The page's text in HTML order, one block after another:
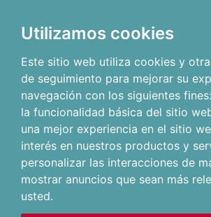
Utilizamos cookies
Este sitio web utiliza cookies y
de seguimiento para mejorar su
navegación con los siguientes fines:
la funcionalidad básica del sitio
una mejor experiencia en el sitio
interés en nuestros productos y
personalizar las interacciones de
mostrar anuncios que sean más
usted.